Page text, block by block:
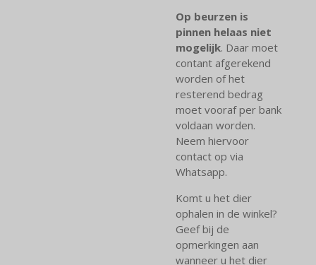
Op beurzen is
pinnen helaas niet
mogelijk. Daar moet
contant afgerekend
worden of het
resterend bedrag
moet vooraf per bank
voldaan worden.
Neem hiervoor
contact op via
Whatsapp.
Komt u het dier
ophalen in de winkel?
Geef bij de
opmerkingen aan
wanneer u het dier